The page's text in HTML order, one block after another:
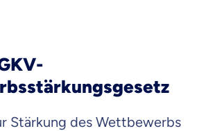
Stärkung des Wettbewerbs
ottonova.
zu deinen Informationen